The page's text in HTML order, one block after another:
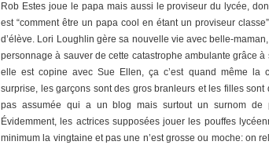
Rob Estes joue le papa mais aussi le proviseur du lycée,
est “comment être un papa cool en étant un proviseur
d’élève. Lori Loughlin gère sa nouvelle vie avec belle-
personnage à sauver de cette catastrophe ambulante grâce
elle est copine avec Sue Ellen, ça c’est quand même la
surprise, les garçons sont des gros branleurs et les filles sont
pas assumée qui a un blog mais surtout un surnom de
Évidemment, les actrices supposées jouer les pouffes
minimum la vingtaine et pas une n’est grosse ou moche: on